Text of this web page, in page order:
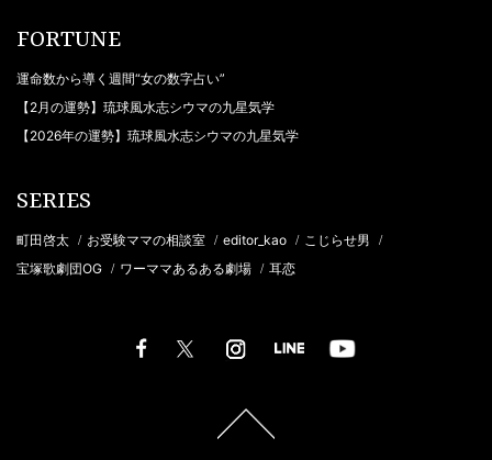
FORTUNE
運命数から導く週間“女の数字占い”
【2月の運勢】琉球風水志シウマの九星気学
【2026年の運勢】琉球風水志シウマの九星気学
SERIES
町田啓太 / お受験ママの相談室 / editor_kao / こじらせ男 /
宝塚歌劇団OG / ワーママあるある劇場 / 耳恋